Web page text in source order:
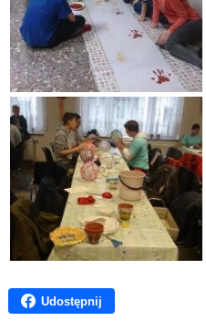
Udostępnij